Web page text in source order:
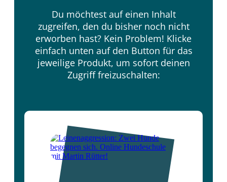
Du möchtest auf einen Inhalt
zugreifen, den du bisher noch nicht
erworben hast? Kein Problem! Klicke
einfach unten auf den Button für das
jeweilige Produkt, um sofort deinen
Zugriff freizuschalten: